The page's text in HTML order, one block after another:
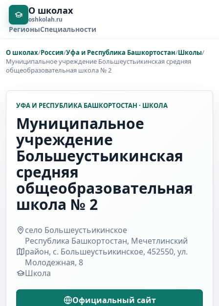
О школах
oshkolah.ru
РегионыСпециальности
О школах/Россия/Уфа и Республика Башкортостан/Школы/
Муниципальное учреждение Большеустьикинская средняя
общеобразовательная школа № 2
УФА И РЕСПУБЛИКА БАШКОРТОСТАН · ШКОЛА
Муниципальное
учреждение
Большеустьикинская
средняя
общеобразовательная
школа № 2
село Большеустьикинское
Республика Башкортостан, Мечетлинский
район, с. Большеустьикинское, 452550, ул.
Молодежная, 8
Школа
Официальный сайт